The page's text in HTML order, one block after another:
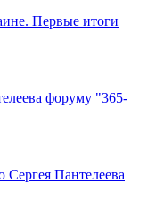
Первые итоги
форуму "365-
Сергея Пантелеева